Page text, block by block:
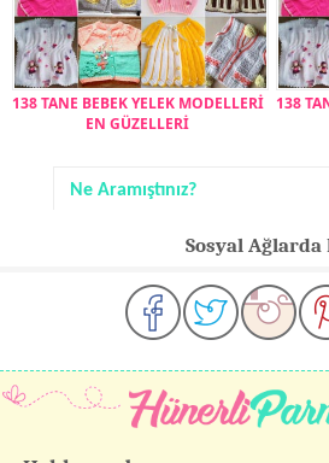
138 TANE BEBEK YELEK MODELLERİ
EN GÜZELLERİ
138
Sosyal Ağlarda